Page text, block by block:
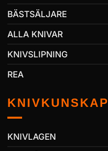
BÄSTSÄLJARE
ALLA KNIVAR
KNIVSLIPNING
REA
KNIVKUNSKAP
KNIVLAGEN